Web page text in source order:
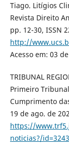
Tiago. Litígios
Revista Direito
pp. 12-30, ISSN
http://
Acesso em: 03
TRIBUNAL
Primeiro
Cumprimento
19 de ago. de
https://
noticias?/